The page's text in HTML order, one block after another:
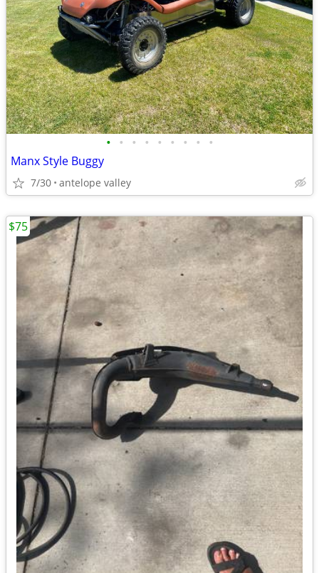
• • • • • • • • •
Manx Style Buggy
7/30 antelope valley
$75